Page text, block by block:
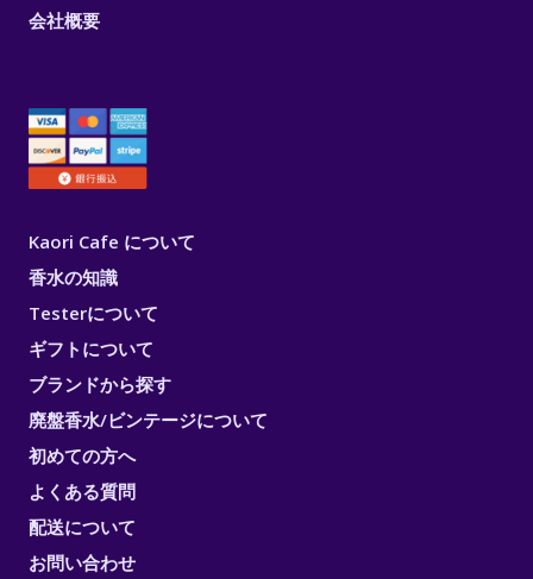
会社概要
Kaori Cafe について
香水の知識
Testerについて
ギフトについて
ブランドから探す
廃盤香水/ビンテージについて
初めての方へ
よくある質問
配送について
お問い合わせ